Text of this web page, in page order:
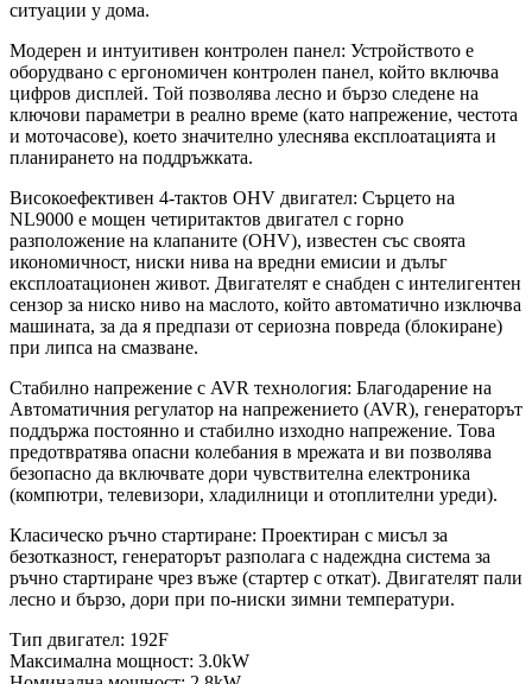
ситуации у дома.
Модерен и интуитивен контролен панел: Устройството е
оборудвано с ергономичен контролен панел, който включва
цифров дисплей. Той позволява лесно и бързо следене на
ключови параметри в реално време (като напрежение, честота
и моточасове), което значително улеснява експлоатацията и
планирането на поддръжката.
Високоефективен 4-тактов OHV двигател: Сърцето на
NL9000 е мощен четиритактов двигател с горно
разположение на клапаните (OHV), известен със своята
икономичност, ниски нива на вредни емисии и дълъг
експлоатационен живот. Двигателят е снабден с интелигентен
сензор за ниско ниво на маслото, който автоматично изключва
машината, за да я предпази от сериозна повреда (блокиране)
при липса на смазване.
Стабилно напрежение с AVR технология: Благодарение на
Автоматичния регулатор на напрежението (AVR), генераторът
поддържа постоянно и стабилно изходно напрежение. Това
предотвратява опасни колебания в мрежата и ви позволява
безопасно да включвате дори чувствителна електроника
(компютри, телевизори, хладилници и отоплителни уреди).
Класическо ръчно стартиране: Проектиран с мисъл за
безотказност, генераторът разполага с надеждна система за
ръчно стартиране чрез въже (стартер с откат). Двигателят пали
лесно и бързо, дори при по-ниски зимни температури.
Тип двигател: 192F
Максимална мощност: 3.0kW